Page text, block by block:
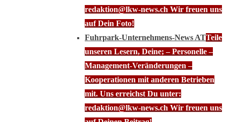
redaktion@lkw-news.ch Wir freuen uns
auf Dein Foto!
Fuhrpark-Unternehmens-News ATTeile
unseren Lesern, Deine; – Personelle –
Management-Veränderungen –
Kooperationen mit anderen Betrieben
mit. Uns erreichst Du unter:
redaktion@lkw-news.ch Wir freuen uns